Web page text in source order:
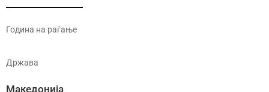
Година на раѓање
Држава
Македонија